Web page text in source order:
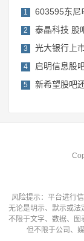
1 603595东尼
2 泰晶科技 股
3 光大银行上
4 启明信息股
5 新希望股吧
风险提示：平台进行
无论是明示、默示或法
不限于文字、数据、图
但不限于公司、